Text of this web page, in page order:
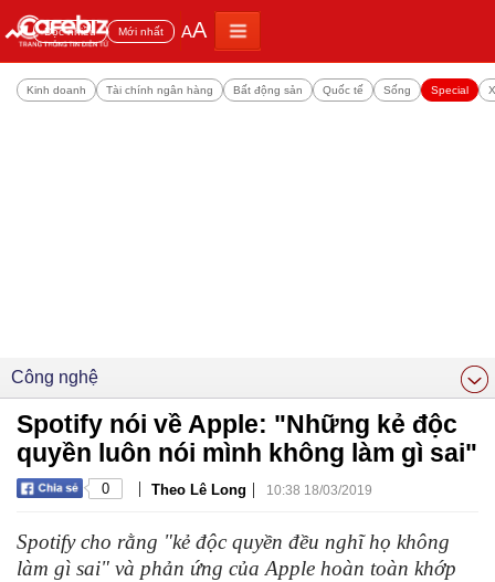
Đọc nhiều Mới nhất AA
Kinh doanh Tài chính ngân hàng Bất động sản Quốc tế Sống Special
Công nghệ
Spotify nói về Apple: "Những kẻ độc
quyền luôn nói mình không làm gì sai"
0 | Theo Lê Long | 10:38 18/03/2019
Spotify cho rằng "kẻ độc quyền đều nghĩ họ không
làm gì sai" và phản ứng của Apple hoàn toàn khớp